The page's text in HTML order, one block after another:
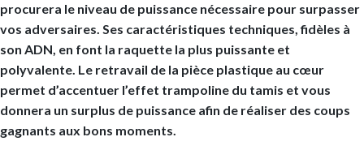
procurera le niveau de puissance nécessaire pour surpasser
vos adversaires. Ses caractéristiques techniques, fidèles à
son ADN, en font la raquette la plus puissante et
polyvalente. Le retravail de la pièce plastique au cœur
permet d’accentuer l’effet trampoline du tamis et vous
donnera un surplus de puissance afin de réaliser des coups
gagnants aux bons moments.